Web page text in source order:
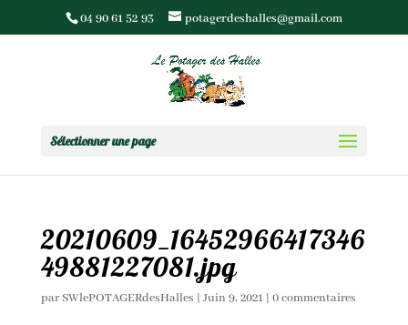
04 90 61 52 93 potagerdeshalles@gmail.com
Sélectionner une page
20210609_16452966417346
49881227081.jpg
parSWlePOTAGERdesHalles | Juin 9, 2021| 0 commentaires